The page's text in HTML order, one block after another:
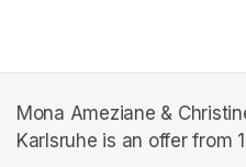
Mona Ameziane &
Karlsruhe is an offer from